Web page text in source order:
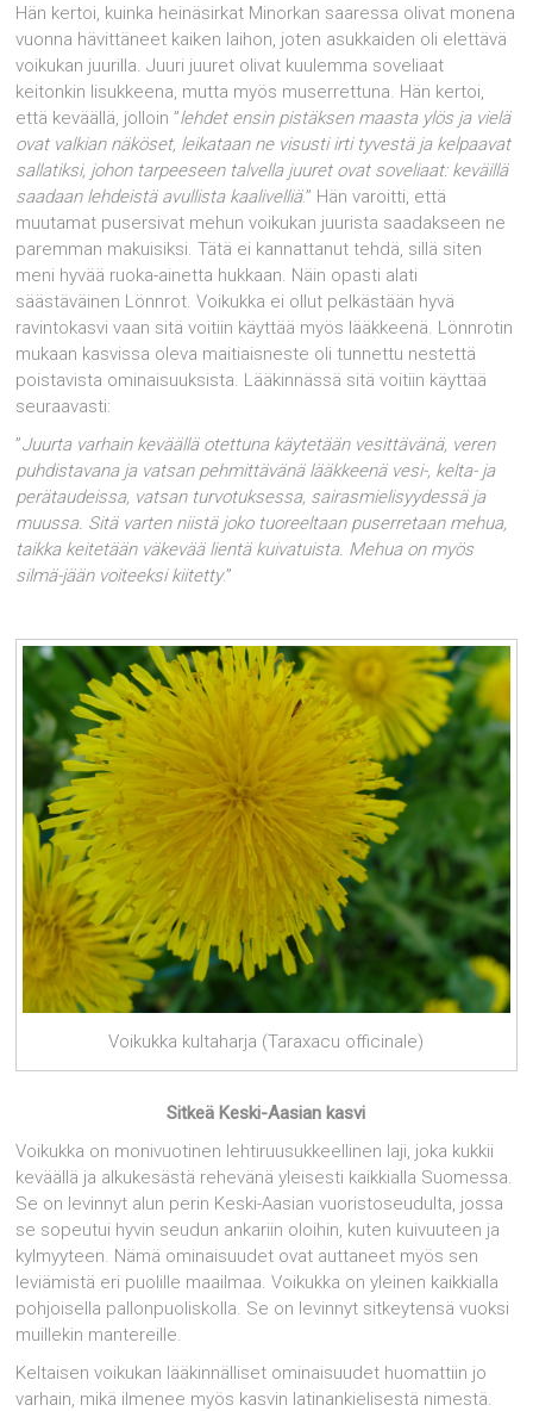
Hän kertoi, kuinka heinäsirkat Minorkan saaressa olivat monena
vuonna hävittäneet kaiken laihon, joten asukkaiden oli elettävä
voikukan juurilla. Juuri juuret olivat kuulemma soveliaat
keitonkin lisukkeena, mutta myös muserrettuna. Hän kertoi,
että keväällä, jolloin ”lehdet ensin pistäksen maasta ylös ja vielä
ovat valkian näköset, leikataan ne visusti irti tyvestä ja kelpaavat
sallatiksi, johon tarpeeseen talvella juuret ovat soveliaat: keväillä
saadaan lehdeistä avullista kaalivelliä.” Hän varoitti, että
muutamat pusersivat mehun voikukan juurista saadakseen ne
paremman makuisiksi. Tätä ei kannattanut tehdä, sillä siten
meni hyvää ruoka-ainetta hukkaan. Näin opasti alati
säästäväinen Lönnrot. Voikukka ei ollut pelkästään hyvä
ravintokasvi vaan sitä voitiin käyttää myös lääkkeenä. Lönnrotin
mukaan kasvissa oleva maitiaisneste oli tunnettu nestettä
poistavista ominaisuuksista. Lääkinnässä sitä voitiin käyttää
seuraavasti:
”Juurta varhain keväällä otettuna käytetään vesittävänä, veren
puhdistavana ja vatsan pehmittävänä lääkkeenä vesi-, kelta- ja
perätaudeissa, vatsan turvotuksessa, sairasmielisyydessä ja
muussa. Sitä varten niistä joko tuoreeltaan puserretaan mehua,
taikka keitetään väkevää lientä kuivatuista. Mehua on myös
silmä-jään voiteeksi kiitetty.”
Voikukka kultaharja (Taraxacu officinale)
Sitkeä Keski-Aasian kasvi
Voikukka on monivuotinen lehtiruusukkeellinen laji, joka kukkii
keväällä ja alkukesästä rehevänä yleisesti kaikkialla Suomessa.
Se on levinnyt alun perin Keski-Aasian vuoristoseudulta, jossa
se sopeutui hyvin seudun ankariin oloihin, kuten kuivuuteen ja
kylmyyteen. Nämä ominaisuudet ovat auttaneet myös sen
leviämistä eri puolille maailmaa. Voikukka on yleinen kaikkialla
pohjoisella pallonpuoliskolla. Se on levinnyt sitkeytensä vuoksi
muillekin mantereille.
Keltaisen voikukan lääkinnälliset ominaisuudet huomattiin jo
varhain, mikä ilmenee myös kasvin latinankielisestä nimestä.